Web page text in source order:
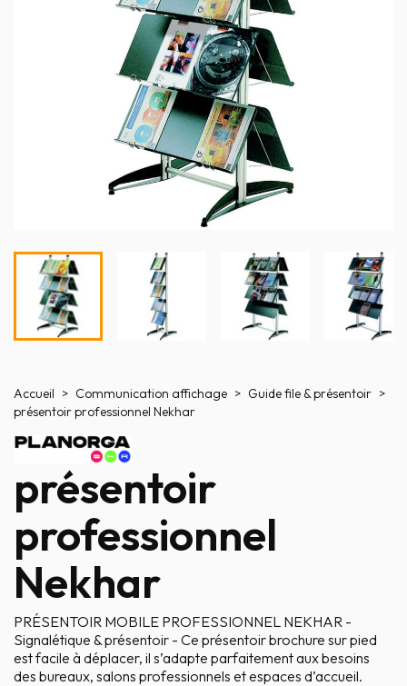
Accueil Communication affichage
Guide file & présentoir
présentoir professionnel Nekhar
présentoir
professionnel
Nekhar
PRÉSENTOIR MOBILE PROFESSIONNEL NEKHAR -
Signalétique & présentoir - Ce présentoir brochure sur pied
est facile à déplacer, il s’adapte parfaitement aux besoins
des bureaux, salons professionnels et espaces d’accueil.